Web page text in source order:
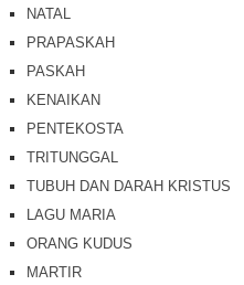
NATAL
PRAPASKAH
PASKAH
KENAIKAN
PENTEKOSTA
TRITUNGGAL
TUBUH DAN DARAH KRISTUS
LAGU MARIA
ORANG KUDUS
MARTIR